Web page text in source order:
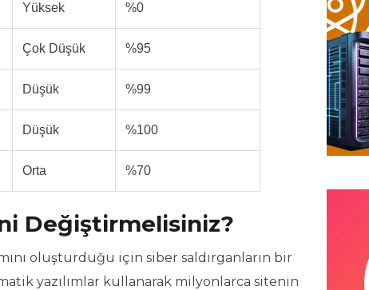
Yüksek %0
Çok Düşük %95
Düşük %99
Düşük %100
Orta %70
Değiştirmelisiniz?
oluşturduğu için siber saldırganların bir
yazılımlar kullanarak milyonlarca sitenin